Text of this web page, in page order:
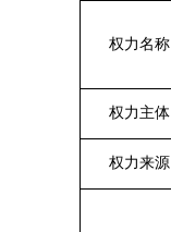
权力名称
权力主体
权力来源